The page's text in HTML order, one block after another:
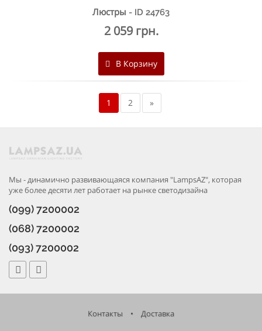
Люстры - ID 24763
2 059 грн.
В Корзину
1 2 »
Мы - динамично развивающаяся компания "LampsAZ", которая
уже более десяти лет работает на рынке светодизайна
(099) 7200002
(068) 7200002
(093) 7200002
Контакты • Доставка